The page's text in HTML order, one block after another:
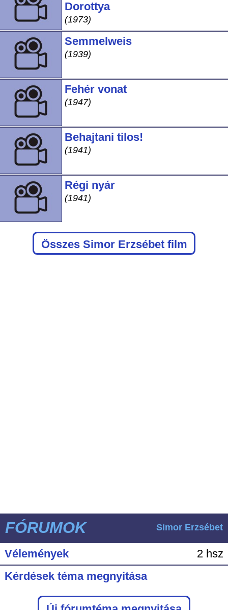
Dorottya
(1973)
Semmelweis
(1939)
Fehér vonat
(1947)
Behajtani tilos!
(1941)
Régi nyár
(1941)
Összes Simor Erzsébet film
FÓRUMOK Simor Erzsébet
Vélemények
2 hsz
Kérdések téma megnyitása